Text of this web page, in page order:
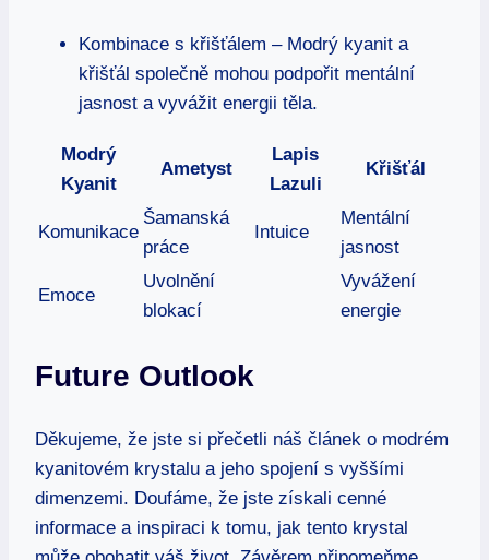
Kombinace s křišťálem – Modrý kyanit a
křišťál společně mohou podpořit mentální
jasnost a vyvážit energii těla.
Modrý
Kyanit
Ametyst
Lapis
Lazuli
Křišťál
Komunikace
Šamanská
práce
Intuice
Mentální
jasnost
Emoce
Uvolnění
blokací
Vyvážení
energie
Future Outlook
Děkujeme, že jste si přečetli náš článek o modrém
kyanitovém krystalu a jeho spojení s vyššími
dimenzemi. Doufáme, že jste získali cenné
informace a inspiraci k tomu, jak tento krystal